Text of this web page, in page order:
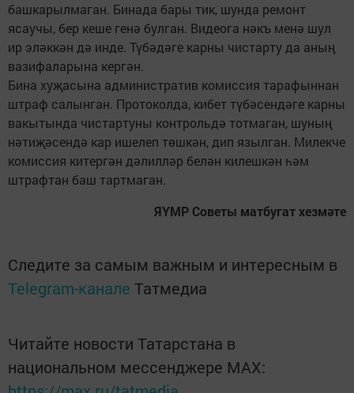
башкарылмаган. Бинада бары тик, шунда ремонт
ясаучы, бер кеше генә булган. Видеога нәкъ менә шул
ир эләккән дә инде. Түбәдәге карны чистарту да аның
вазифаларына кергән.
Бина хуҗасына административ комиссия тарафыннан
штраф салынган. Протоколда, кибет түбәсендәге карны
вакытында чистартуны контрольдә тотмаган, шуның
нәтиҗәсендә кар ишелеп төшкән, дип язылган. Милекче
комиссия китергән дәлилләр белән килешкән һәм
штрафтан баш тартмаган.
ЯҮМР Советы матбугат хезмәте
Следите за самым важным и интересным в
Telegram-канале Татмедиа
Читайте новости Татарстана в
национальном мессенджере MАХ: